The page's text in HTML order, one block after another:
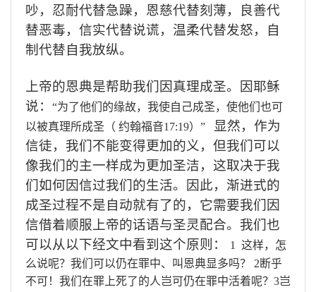
吵，忍耐代替急躁，恩慈代替刻薄，良善代
替恶毒，信实代替说谎，温柔代替发怒，自
制代替自我放纵。
上帝的恩典是帮助我们因真理成圣。因耶稣
说：
“为了他们的缘故，我使自己成圣，使他们也可
以被真理所成圣（ 约翰福音17:19） ”
显然，作为
信徒，我们不能变得更加的义，但我们可以
像我们的主一样成为更加圣洁，这取决于我
们如何因信过我们的生活。因此，渐进式的
成圣过程不是自动就有了的，它需要我们因
信借着顺服上帝的话语与圣灵配合。我们也
可以从以下经文中看到这个原则：
1 这样，怎
么说呢？我们可以仍在罪中、叫恩典显多吗？ 2断乎
不可！我们在罪上死了的人岂可仍在罪中活着呢？ 3岂